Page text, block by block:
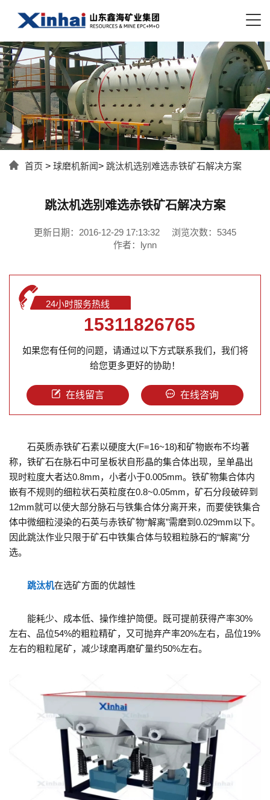
首页 > 球磨机新闻> 跳汰机选别难选赤铁矿石解决方案
跳汰机选别难选赤铁矿石解决方案
更新日期：2016-12-29 17:13:32
浏览次数：5345
作者：lynn
24小时服务热线
15311826765
如果您有任何的问题，请通过以下方式联系我们，我们将
给您更多更好的协助！
在线留言 在线咨询
石英质赤铁矿石素以硬度大(F=16~18)和矿物嵌布不均著
称，铁矿石在脉石中可呈板状自形晶的集合体出现，呈单晶出
现时粒度大者达0.8mm，小者小于0.005mm。铁矿物集合体内
嵌有不规则的细粒状石英粒度在0.8~0.05mm，矿石分段破碎到
12mm就可以使大部分脉石与铁集合体分离开来，而要使铁集合
体中微细粒浸染的石英与赤铁矿物“解离”需磨到0.029mm以下。
因此跳汰作业只限于矿石中铁集合体与较粗粒脉石的“解离”分
选。
跳汰机在选矿方面的优越性
能耗少、成本低、操作维护简便。既可提前获得产率30%
左右、品位54%的粗粒精矿，又可抛弃产率20%左右，品位19%
左右的粗粒尾矿，减少球磨再磨矿量约50%左右。